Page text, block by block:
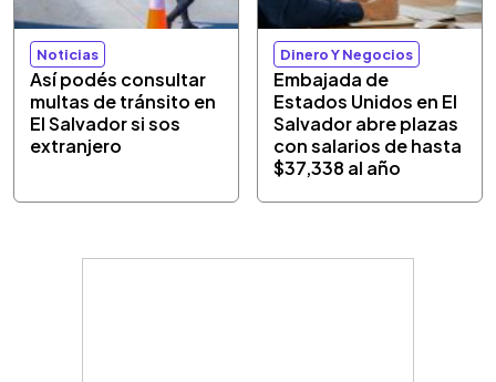
Noticias
Así podés consultar
multas de tránsito en
El Salvador si sos
extranjero
Dinero Y Negocios
Embajada de
Estados Unidos en El
Salvador abre plazas
con salarios de hasta
$37,338 al año